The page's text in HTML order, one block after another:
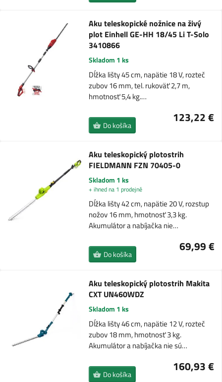
Aku teleskopické nožnice na živý
plot Einhell GE-HH 18/45 Li T-Solo
3410866
Skladom 1 ks
Dĺžka lišty 45 cm, napätie 18 V, rozteč
zubov 16 mm, tel. rukoväť 2,7 m,
hmotnosť 5,4 kg.…
123,22 €
Do košíka
Aku teleskopický plotostrih
FIELDMANN FZN 70405-0
Skladom 1 ks
+ ihned na 1 prodejně
Dĺžka lišty 42 cm, napätie 20 V, rozstup
nožov 16 mm, hmotnosť 3,3 kg.
Akumulátor a nabíjačka nie…
69,99 €
Do košíka
Aku teleskopický plotostrih Makita
CXT UN460WDZ
Skladom 1 ks
Dĺžka lišty 46 cm, napätie 12 V, rozteč
zubov 18 mm, hmotnosť 3 kg.
Akumulátor a nabíjačka nie sú…
160,93 €
Do košíka